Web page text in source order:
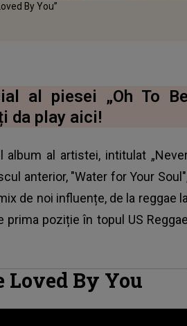
By You”
al piesei „Oh To Be
da play aici!
album al artistei, intitulat
anterior, "Water for Your
de noi influențe, de la reggae la
poziție în topul US Reggae
Loved By You